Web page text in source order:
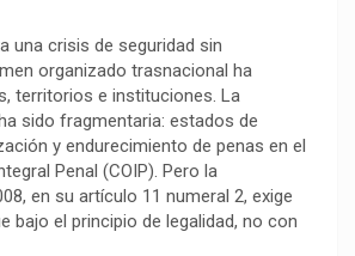
m
k
i
r
una crisis de seguridad sin
organizado trasnacional ha
territorios e instituciones. La
sido fragmentaria: estados de
y endurecimiento de penas en el
Penal (COIP). Pero la
en su artículo 11 numeral 2, exige
bajo el principio de legalidad, no con